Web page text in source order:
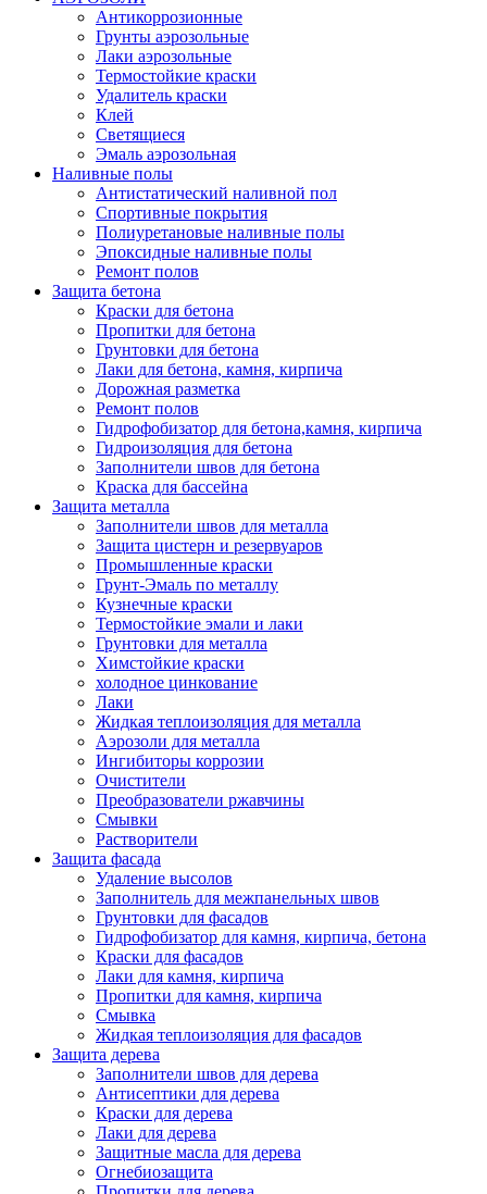
Антикоррозионные
Грунты аэрозольные
Лаки аэрозольные
Термостойкие краски
Удалитель краски
Клей
Светящиеся
Эмаль аэрозольная
Наливные полы
Антистатический наливной пол
Спортивные покрытия
Полиуретановые наливные полы
Эпоксидные наливные полы
Ремонт полов
Защита бетона
Краски для бетона
Пропитки для бетона
Грунтовки для бетона
Лаки для бетона, камня, кирпича
Дорожная разметка
Ремонт полов
Гидрофобизатор для бетона,камня, кирпича
Гидроизоляция для бетона
Заполнители швов для бетона
Краска для бассейна
Защита металла
Заполнители швов для металла
Защита цистерн и резервуаров
Промышленные краски
Грунт-Эмаль по металлу
Кузнечные краски
Термостойкие эмали и лаки
Грунтовки для металла
Химстойкие краски
холодное цинкование
Лаки
Жидкая теплоизоляция для металла
Аэрозоли для металла
Ингибиторы коррозии
Очистители
Преобразователи ржавчины
Смывки
Растворители
Защита фасада
Удаление высолов
Заполнитель для межпанельных швов
Грунтовки для фасадов
Гидрофобизатор для камня, кирпича, бетона
Краски для фасадов
Лаки для камня, кирпича
Пропитки для камня, кирпича
Смывка
Жидкая теплоизоляция для фасадов
Защита дерева
Заполнители швов для дерева
Антисептики для дерева
Краски для дерева
Лаки для дерева
Защитные масла для дерева
Огнебиозащита